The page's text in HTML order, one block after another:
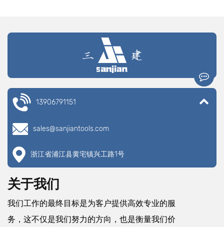
13906791151
sales@sanjiantools.com
浙江省浦江县黄宅镇兴工路1号
关于我们
我们工作的最终目标是为客户提供高效专业的服
务，这不仅是我们努力的方向，也是衡量我们价